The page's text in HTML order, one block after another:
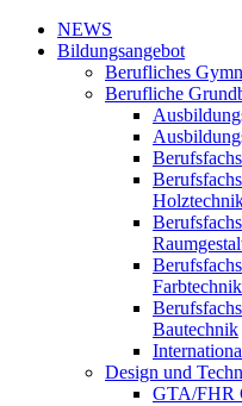
NEWS
Bildungsangebot
Berufliches
Berufliche
Bautechnik
Design und
GTA/FHR